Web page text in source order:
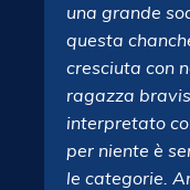
una grande
questa
cresciuta con
ragazza
interpretato
per niente è
le categorie.